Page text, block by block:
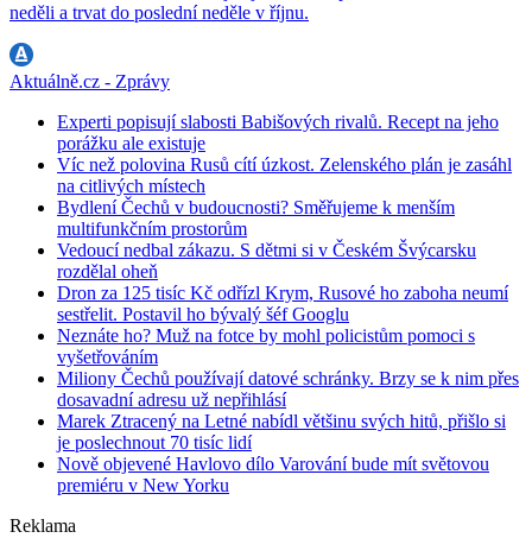
neděli a trvat do poslední neděle v říjnu.
Aktuálně.cz - Zprávy
Experti popisují slabosti Babišových rivalů. Recept na jeho
porážku ale existuje
Víc než polovina Rusů cítí úzkost. Zelenského plán je zasáhl
na citlivých místech
Bydlení Čechů v budoucnosti? Směřujeme k menším
multifunkčním prostorům
Vedoucí nedbal zákazu. S dětmi si v Českém Švýcarsku
rozdělal oheň
Dron za 125 tisíc Kč odřízl Krym, Rusové ho zaboha neumí
sestřelit. Postavil ho bývalý šéf Googlu
Neznáte ho? Muž na fotce by mohl policistům pomoci s
vyšetřováním
Miliony Čechů používají datové schránky. Brzy se k nim přes
dosavadní adresu už nepřihlásí
Marek Ztracený na Letné nabídl většinu svých hitů, přišlo si
je poslechnout 70 tisíc lidí
Nově objevené Havlovo dílo Varování bude mít světovou
premiéru v New Yorku
Reklama